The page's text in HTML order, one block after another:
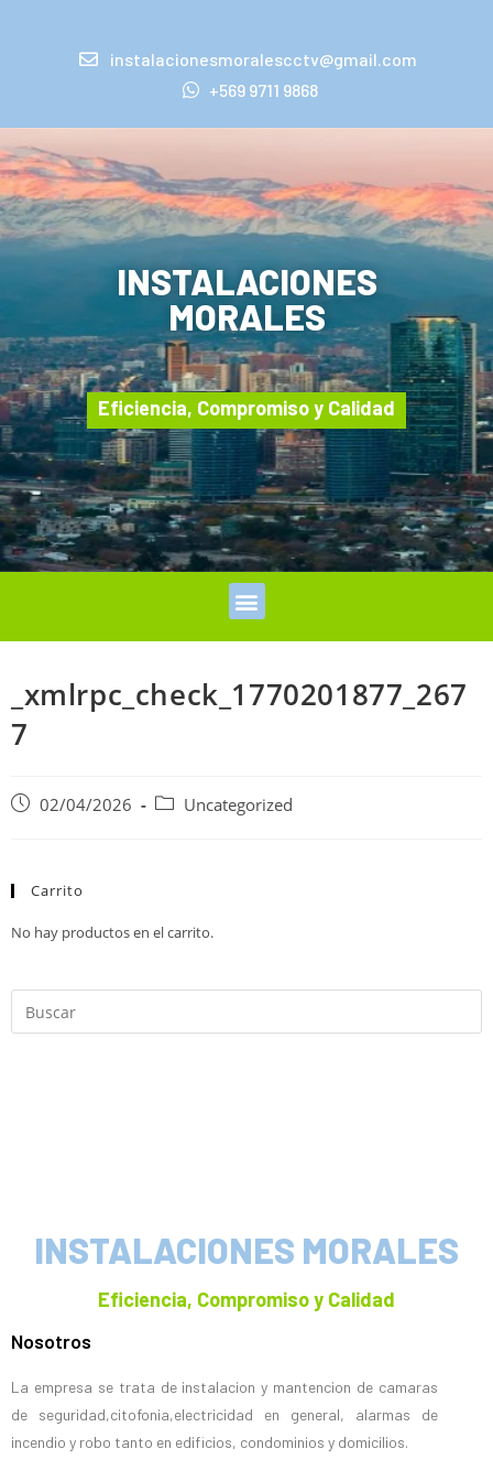
instalacionesmoralescctv@gmail.com
+569 9711 9868
INSTALACIONES
MORALES
Eficiencia, Compromiso y Calidad
_xmlrpc_check_1770201877_267
7
02/04/2026 Uncategorized
Carrito
No hay productos en el carrito.
INSTALACIONES MORALES
Eficiencia, Compromiso y Calidad
Nosotros
La empresa se trata de instalacion y mantencion de camaras
de seguridad,citofonia,electricidad en general, alarmas de
incendio y robo tanto en edificios, condominios y domicilios.